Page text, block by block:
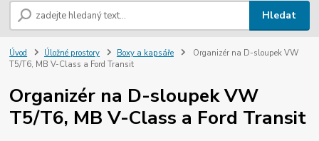
Hledat
Úvod Úložné prostory Boxy a kapsáře
Organizér na D-sloupek VW
T5/T6, MB V-Class a Ford Transit
Organizér na D-sloupek VW
T5/T6, MB V-Class a Ford Transit